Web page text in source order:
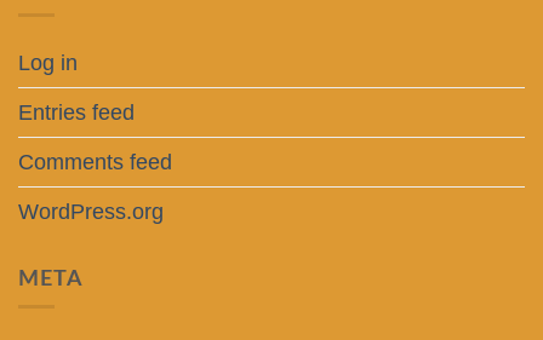
Log in
Entries feed
Comments feed
WordPress.org
META